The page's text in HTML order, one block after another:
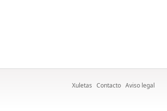
Xuletas Contacto Aviso legal